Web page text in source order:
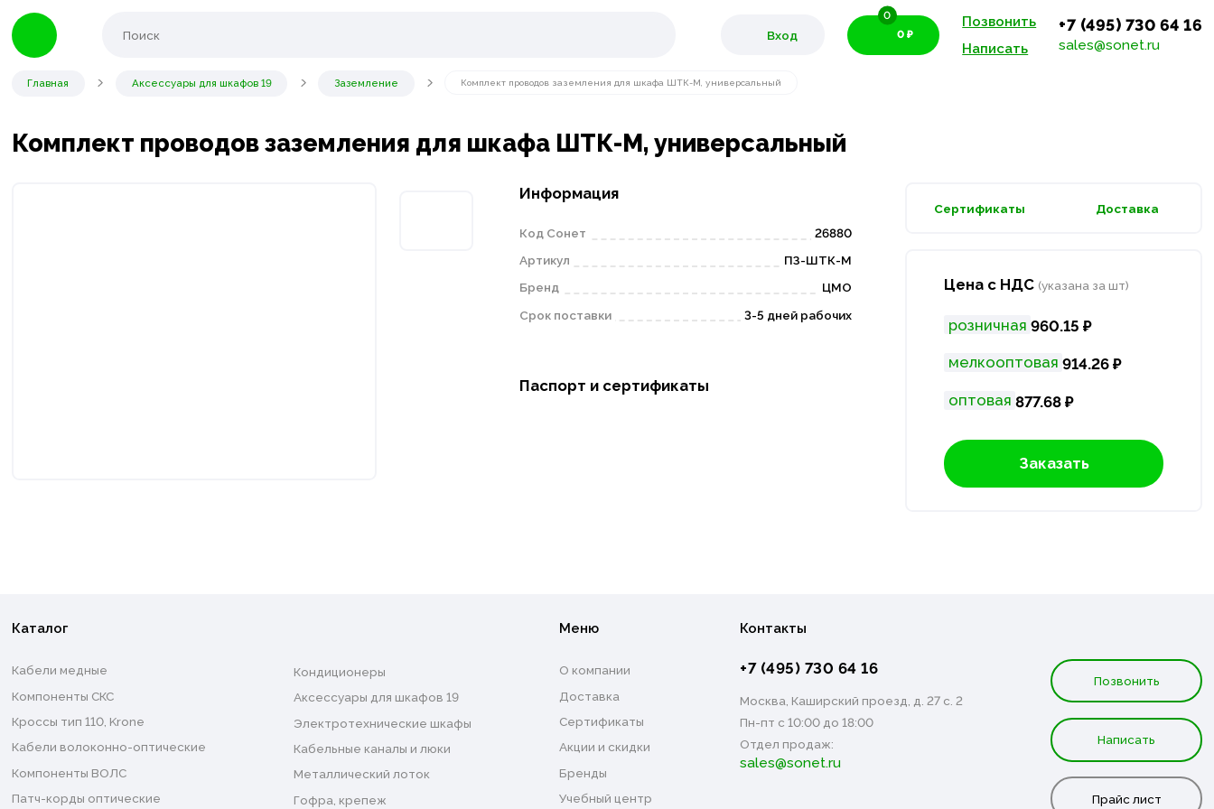
Вход 0 ₽
0
Позвонить
Написать
+7 (495) 730 64 16
sales@sonet.ru
Главная Аксессуары для шкафов 19 Заземление Комплект проводов заземления для шкафа ШТК-М, универсальный
Комплект проводов заземления для шкафа ШТК-М, универсальный
Информация
Код Сонет
26880
Артикул
ПЗ-ШТК-М
Бренд
ЦМО
Срок поставки
3-5 дней рабочих
Паспорт и сертификаты
Сертификаты Доставка
Цена с НДС (указана за шт)
розничная 960.15 ₽
мелкооптовая 914.26 ₽
оптовая 877.68 ₽
Заказать
Каталог
Кабели медные
Компоненты СКС
Кроссы тип 110, Krone
Кабели волоконно-оптические
Компоненты ВОЛС
Патч-корды оптические
Кондиционеры
Аксессуары для шкафов 19
Электротехнические шкафы
Кабельные каналы и люки
Металлический лоток
Гофра, крепеж
Меню
О компании
Доставка
Сертификаты
Акции и скидки
Бренды
Учебный центр
Контакты
+7 (495) 730 64 16
Москва, Каширский проезд, д. 27 с. 2
Пн-пт с 10:00 до 18:00
Отдел продаж:
sales@sonet.ru
Позвонить
Написать
Прайс лист